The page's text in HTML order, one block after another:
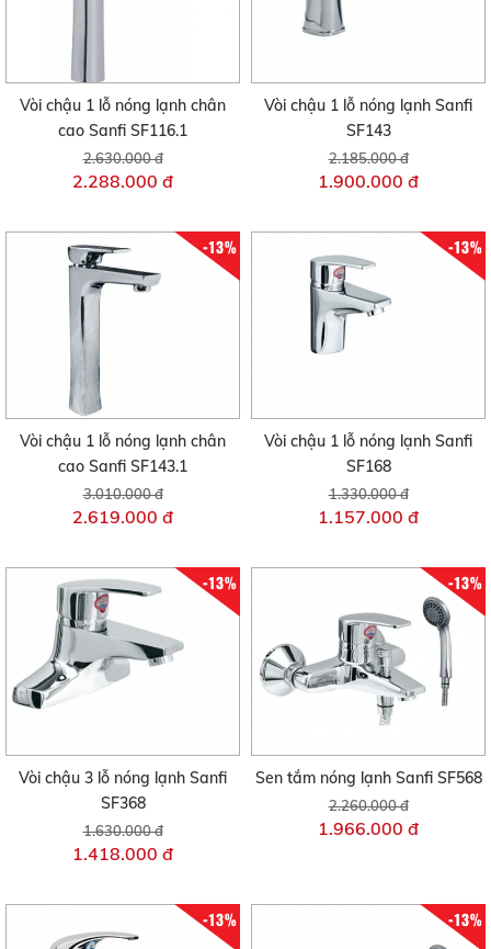
Vòi chậu 1 lỗ nóng lạnh chân
cao Sanfi SF116.1
2.630.000 đ
2.288.000 đ
Vòi chậu 1 lỗ nóng lạnh Sanfi
SF143
2.185.000 đ
1.900.000 đ
-13%
Vòi chậu 1 lỗ nóng lạnh chân
cao Sanfi SF143.1
3.010.000 đ
2.619.000 đ
-13%
Vòi chậu 1 lỗ nóng lạnh Sanfi
SF168
1.330.000 đ
1.157.000 đ
-13%
Vòi chậu 3 lỗ nóng lạnh Sanfi
SF368
1.630.000 đ
1.418.000 đ
-13%
Sen tắm nóng lạnh Sanfi SF568
2.260.000 đ
1.966.000 đ
-13% -13%